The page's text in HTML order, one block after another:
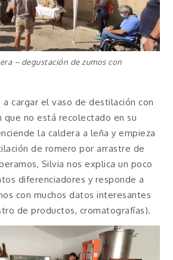
– degustación de zumos con
a cargar el vaso de destilación con
que no está recolectado en su
la caldera a leña y empieza
de romero por arrastre de
Silvia nos explica un poco
diferenciadores y responde a
con muchos datos interesantes
de productos, cromatografías).